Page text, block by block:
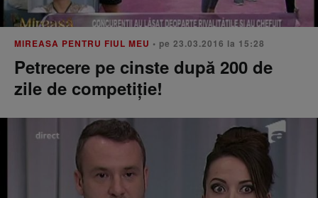
MIREASA PENTRU FIUL MEU • pe 23.03.2016 la 15:28
Petrecere pe cinste după 200 de
zile de competiţie!